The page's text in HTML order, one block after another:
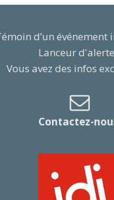
d’un événement
Lanceur
Vous avez des infos
Contactez-